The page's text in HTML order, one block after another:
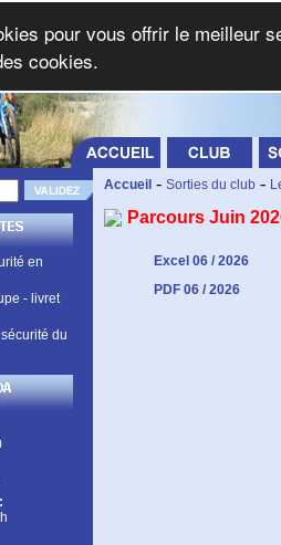
en
- livret
du
:
Accueil - Sorties du club -
Parcours Juin
Excel 06 / 2026
PDF 06 / 2026
pour vous offrir le meilleur
cookies.